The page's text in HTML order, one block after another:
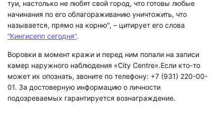
туи, настолько не любят свой город, что готовы любые
начинания по его облагораживанию уничтожить, что
называется, прямо на корню", – цитирует его слова
“Кингисепп сегодня”.
Воровки в момент кражи и перед ним попали на записи
камер наружного наблюдения «City Centre».Если кто-то
может их опознать, звоните по телефону: +7 (931) 220-00-
01. За достоверную информацию о личности
подозреваемых гарантируется вознаграждение.